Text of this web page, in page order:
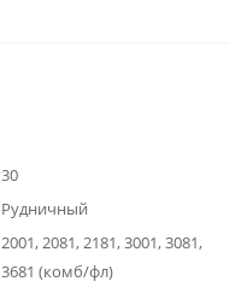
30
Рудничный
2001, 2081, 2181, 3001, 3081,
3681 (комб/фл)